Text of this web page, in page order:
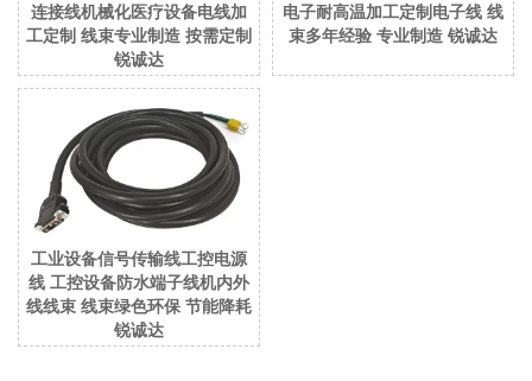
连接线机械化医疗设备电线加
工定制 线束专业制造 按需定制
锐诚达
电子耐高温加工定制电子线 线
束多年经验 专业制造 锐诚达
工业设备信号传输线工控电源
线 工控设备防水端子线机内外
线线束 线束绿色环保 节能降耗
锐诚达